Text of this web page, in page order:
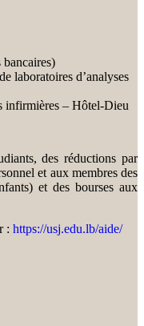
laboratoires d’analyses
infirmières – Hôtel-Dieu
des réductions par
et aux membres des
et des bourses aux
: https://usj.edu.lb/aide/